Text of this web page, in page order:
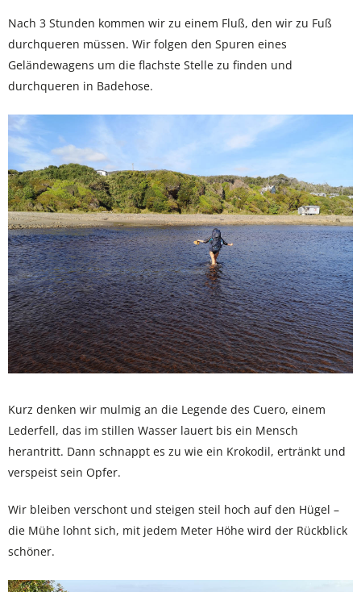
Nach 3 Stunden kommen wir zu einem Fluß, den wir zu Fuß
durchqueren müssen. Wir folgen den Spuren eines
Geländewagens um die flachste Stelle zu finden und
durchqueren in Badehose.
Kurz denken wir mulmig an die Legende des Cuero, einem
Lederfell, das im stillen Wasser lauert bis ein Mensch
herantritt. Dann schnappt es zu wie ein Krokodil, ertränkt und
verspeist sein Opfer.
Wir bleiben verschont und steigen steil hoch auf den Hügel –
die Mühe lohnt sich, mit jedem Meter Höhe wird der Rückblick
schöner.